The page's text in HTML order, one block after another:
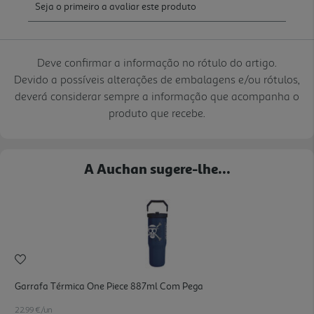
Deve confirmar a informação no rótulo do artigo.
Devido a possíveis alterações de embalagens e/ou rótulos,
deverá considerar sempre a informação que acompanha o
produto que recebe.
A Auchan sugere-lhe...
Garrafa Térmica One Piece 887ml Com Pega
22.99 €/un